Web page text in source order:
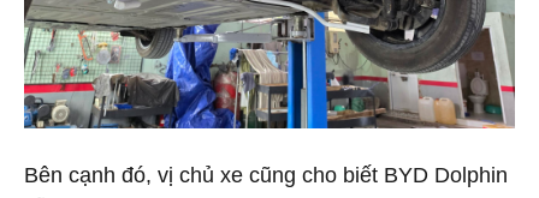
Bên cạnh đó, vị chủ xe cũng cho biết BYD Dolphin